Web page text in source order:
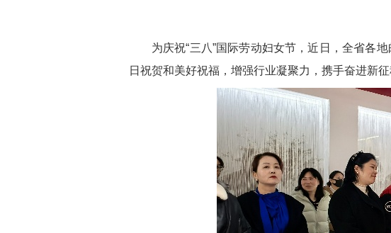
为庆祝“三八”国际劳动妇女节，近日，全省各
日祝贺和美好祝福，增强行业凝聚力，携手奋进新征